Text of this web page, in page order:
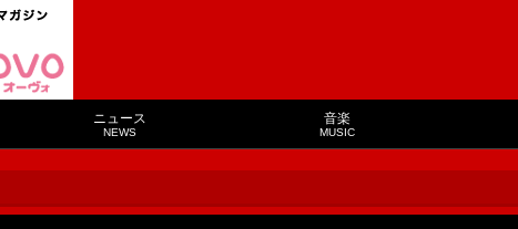
ニュース
NEWS
音楽
MUSIC